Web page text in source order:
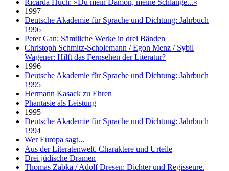
1997
Deutsche Akademie für Sprache und Dichtung: Jahrbuch
1996
Peter Gan: Sämtliche Werke in drei Bänden
Christoph Schmitz-Scholemann / Egon Menz / Sybil
Wagener: Hilft das Fernsehen der Literatur?
1996
Deutsche Akademie für Sprache und Dichtung: Jahrbuch
1995
Hermann Kasack zu Ehren
Phantasie als Leistung
1995
Deutsche Akademie für Sprache und Dichtung: Jahrbuch
1994
Wer Europa sagt...
Aus der Literatenwelt. Charaktere und Urteile
Drei jüdische Dramen
Thomas Zabka / Adolf Dresen: Dichter und Regisseure.